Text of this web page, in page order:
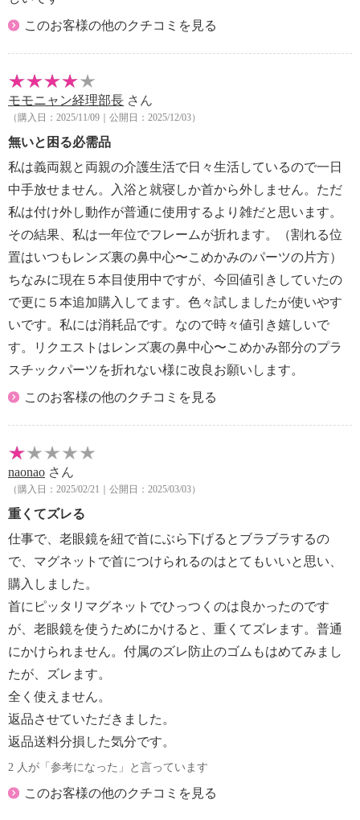
【メンテナンス】
※詳細は同梱書類参照
・運転時や歩行時は必ず外す。
・対象物との推奨距離以外での使用や、ご自身の目の
状態、老眼の進行状況等によって、焦点が合わないこ
とがある。
・階段の昇り降り、段差のあるところでの使用は避け
る。
・本品はマグネット（磁石）を内蔵しており、ペース
メーカー、ＩＣＤの植込み部位の上に決してあてな
い。また、胸ポケットに入れない。
・表示倍率どおりに拡大して見るためには、拡大鏡を
使用した上で、眼と観察対象との距離を縮める必要が
ある。
【パッケージ】
【同梱書類】
・使用上の注意
・ご使用上の注意（ポーチ）
・なし
【原産国（地）】
・中国製
このお客様の他のクチコミを見る
モモニャン経理部長 さん
（購入日：2025/11/09｜公開日：2025/12/03）
無いと困る必需品
私は義両親と両親の介護生活で日々生活しているので一日
中手放せません。入浴と就寝しか首から外しません。ただ
私は付け外し動作が普通に使用するより雑だと思います。
その結果、私は一年位でフレームが折れます。（割れる位
置はいつもレンズ裏の鼻中心〜こめかみのパーツの片方）
ちなみに現在５本目使用中ですが、今回値引きしていたの
で更に５本追加購入してます。色々試しましたが使いやす
いです。私には消耗品です。なので時々値引き嬉しいで
す。リクエストはレンズ裏の鼻中心〜こめかみ部分のプラ
スチックパーツを折れない様に改良お願いします。
このお客様の他のクチコミを見る
naonao さん
（購入日：2025/02/21｜公開日：2025/03/03）
重くてズレる
仕事で、老眼鏡を紐で首にぶら下げるとブラブラするの
で、マグネットで首につけられるのはとてもいいと思い、
購入しました。
首にピッタリマグネットでひっつくのは良かったのです
が、老眼鏡を使うためにかけると、重くてズレます。普通
にかけられません。付属のズレ防止のゴムもはめてみまし
たが、ズレます。
全く使えません。
返品させていただきました。
返品送料分損した気分です。
2 人が「参考になった」と言っています
このお客様の他のクチコミを見る